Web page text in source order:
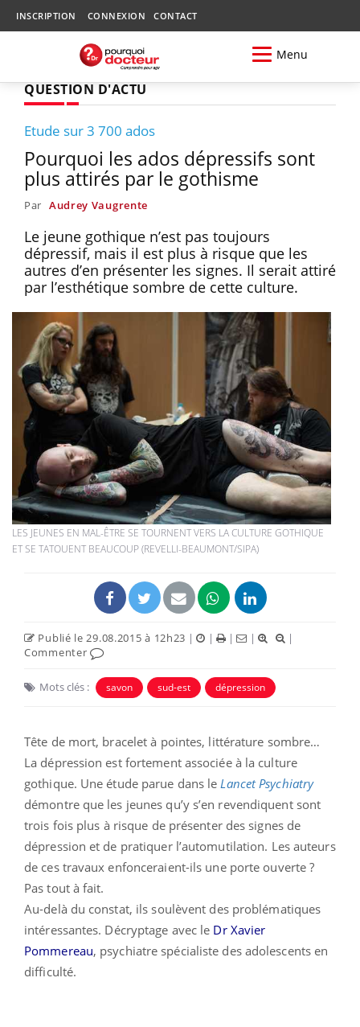
INSCRIPTION CONNEXION CONTACT
Menu
QUESTION D'ACTU
Etude sur 3 700 ados
Pourquoi les ados dépressifs sont
plus attirés par le gothisme
Par Audrey Vaugrente
Le jeune gothique n’est pas toujours
dépressif, mais il est plus à risque que les
autres d’en présenter les signes. Il serait attiré
par l’esthétique sombre de cette culture.
LES JEUNES EN MAL-ÊTRE SE TOURNENT VERS LA CULTURE GOTHIQUE
ET SE TATOUENT BEAUCOUP (REVELLI-BEAUMONT/SIPA)
Publié le 29.08.2015 à 12h23 | | | |
|
Commenter
Mots clés : savon sud-est dépression
Tête de mort, bracelet à pointes, littérature sombre…
La dépression est fortement associée à la culture
gothique. Une étude parue dans leLancet Psychiatry
démontre que les jeunes qu’y s’en revendiquent sont
trois fois plus à risque de présenter des signes de
dépression et de pratiquer l’automutilation. Les auteurs
de ces travaux enfonceraient-ils une porte ouverte ?
Pas tout à fait.
Au-delà du constat, ils soulèvent des problématiques
intéressantes. Décryptage avec le Dr Xavier
Pommereau, psychiatre spécialiste des adolescents en
difficulté.